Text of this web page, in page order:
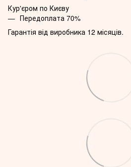
Кур'єром по Києву
Передоплата 70%
Гарантія від виробника 12 місяців.